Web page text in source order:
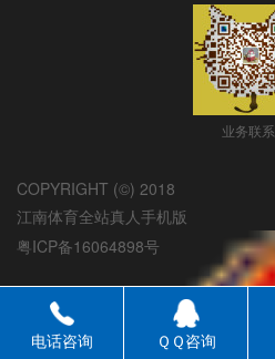
业务联系
COPYRIGHT (©) 2018
江南体育全站真人手机版
粤ICP备16064898号
电话咨询 ＱＱ咨询